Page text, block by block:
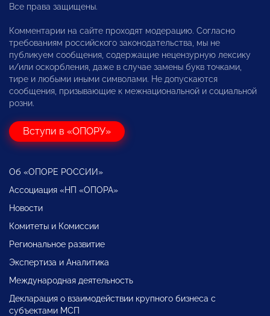
Все права защищены.
Комментарии на сайте проходят модерацию. Согласно
требованиям российского законодательства, мы не
публикуем сообщения, содержащие нецензурную лексику
и/или оскорбления, даже в случае замены букв точками,
тире и любыми иными символами. Не допускаются
сообщения, призывающие к межнациональной и социальной
розни.
Вступи в «ОПОРУ»
Об «ОПОРЕ РОССИИ»
Ассоциация «НП «ОПОРА»
Новости
Комитеты и Комиссии
Региональное развитие
Экспертиза и Аналитика
Международная деятельность
Декларация о взаимодействии крупного бизнеса с
субъектами МСП